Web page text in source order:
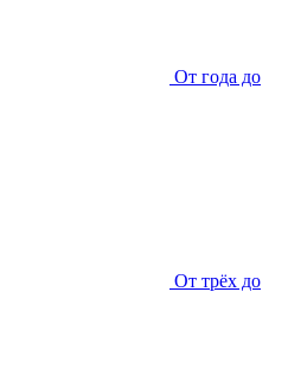
От года до
От трёх до